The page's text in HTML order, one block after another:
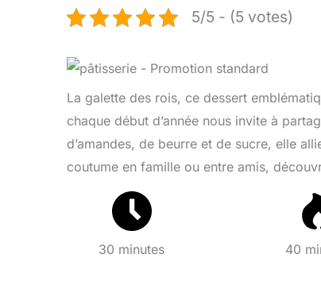
5/5 - (5 votes)
La galette des rois, ce dessert
chaque début d’année nous invite à
d’amandes, de beurre et de sucre, elle
coutume en famille ou entre amis,
30 minutes 40